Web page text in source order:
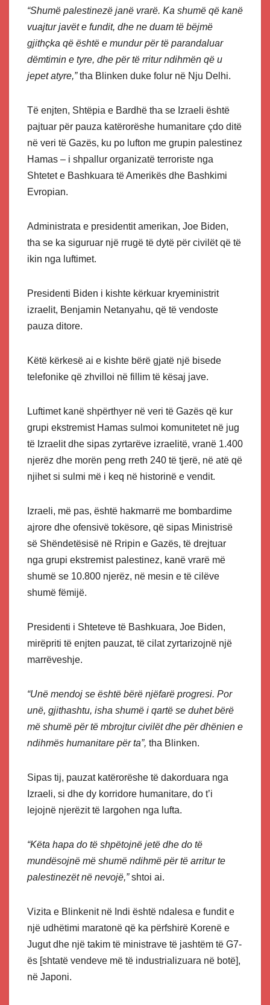
“Shumë palestinezë janë vrarë. Ka shumë që kanë
vuajtur javët e fundit, dhe ne duam të bëjmë
gjithçka që është e mundur për të parandaluar
dëmtimin e tyre, dhe për të rritur ndihmën që u
jepet atyre,”tha Blinken duke folur në Nju Delhi.
Të enjten, Shtëpia e Bardhë tha se Izraeli është
pajtuar për pauza katërorëshe humanitare çdo ditë
në veri të Gazës, ku po lufton me grupin palestinez
Hamas – i shpallur organizatë terroriste nga
Shtetet e Bashkuara të Amerikës dhe Bashkimi
Evropian.
Administrata e presidentit amerikan, Joe Biden,
tha se ka siguruar një rrugë të dytë për civilët që të
ikin nga luftimet.
Presidenti Biden i kishte kërkuar kryeministrit
izraelit, Benjamin Netanyahu, që të vendoste
pauza ditore.
Këtë kërkesë ai e kishte bërë gjatë një bisede
telefonike që zhvilloi në fillim të kësaj jave.
Luftimet kanë shpërthyer në veri të Gazës që kur
grupi ekstremist Hamas sulmoi komunitetet në jug
të Izraelit dhe sipas zyrtarëve izraelitë, vranë 1.400
njerëz dhe morën peng rreth 240 të tjerë, në atë që
njihet si sulmi më i keq në historinë e vendit.
Izraeli, më pas, është hakmarrë me bombardime
ajrore dhe ofensivë tokësore, që sipas Ministrisë
së Shëndetësisë në Rripin e Gazës, të drejtuar
nga grupi ekstremist palestinez, kanë vrarë më
shumë se 10.800 njerëz, në mesin e të cilëve
shumë fëmijë.
Presidenti i Shteteve të Bashkuara, Joe Biden,
mirëpriti të enjten pauzat, të cilat zyrtarizojnë një
marrëveshje.
“Unë mendoj se është bërë njëfarë progresi. Por
unë, gjithashtu, isha shumë i qartë se duhet bërë
më shumë për të mbrojtur civilët dhe për dhënien e
ndihmës humanitare për ta”, tha Blinken.
Sipas tij, pauzat katërorëshe të dakorduara nga
Izraeli, si dhe dy korridore humanitare, do t’i
lejojnë njerëzit të largohen nga lufta.
“Këta hapa do të shpëtojnë jetë dhe do të
mundësojnë më shumë ndihmë për të arritur te
palestinezët në nevojë,”shtoi ai.
Vizita e Blinkenit në Indi është ndalesa e fundit e
një udhëtimi maratonë që ka përfshirë Korenë e
Jugut dhe një takim të ministrave të jashtëm të G7-
ës [shtatë vendeve më të industrializuara në botë],
në Japoni.